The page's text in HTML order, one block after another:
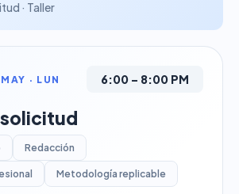
· Taller
· LUN 6:00 – 8:00 PM
solicitud
Redacción
Metodología replicable